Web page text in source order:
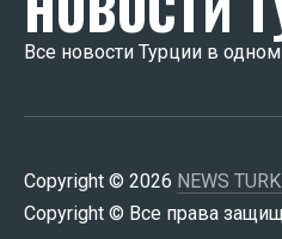
Все новости Турции в
Copyright © 2026 NEWS
Copyright © Все права